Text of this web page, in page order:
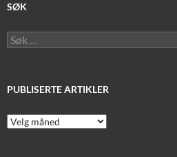
SØK
Søk
etter:
PUBLISERTE ARTIKLER
Publiserte
artikler